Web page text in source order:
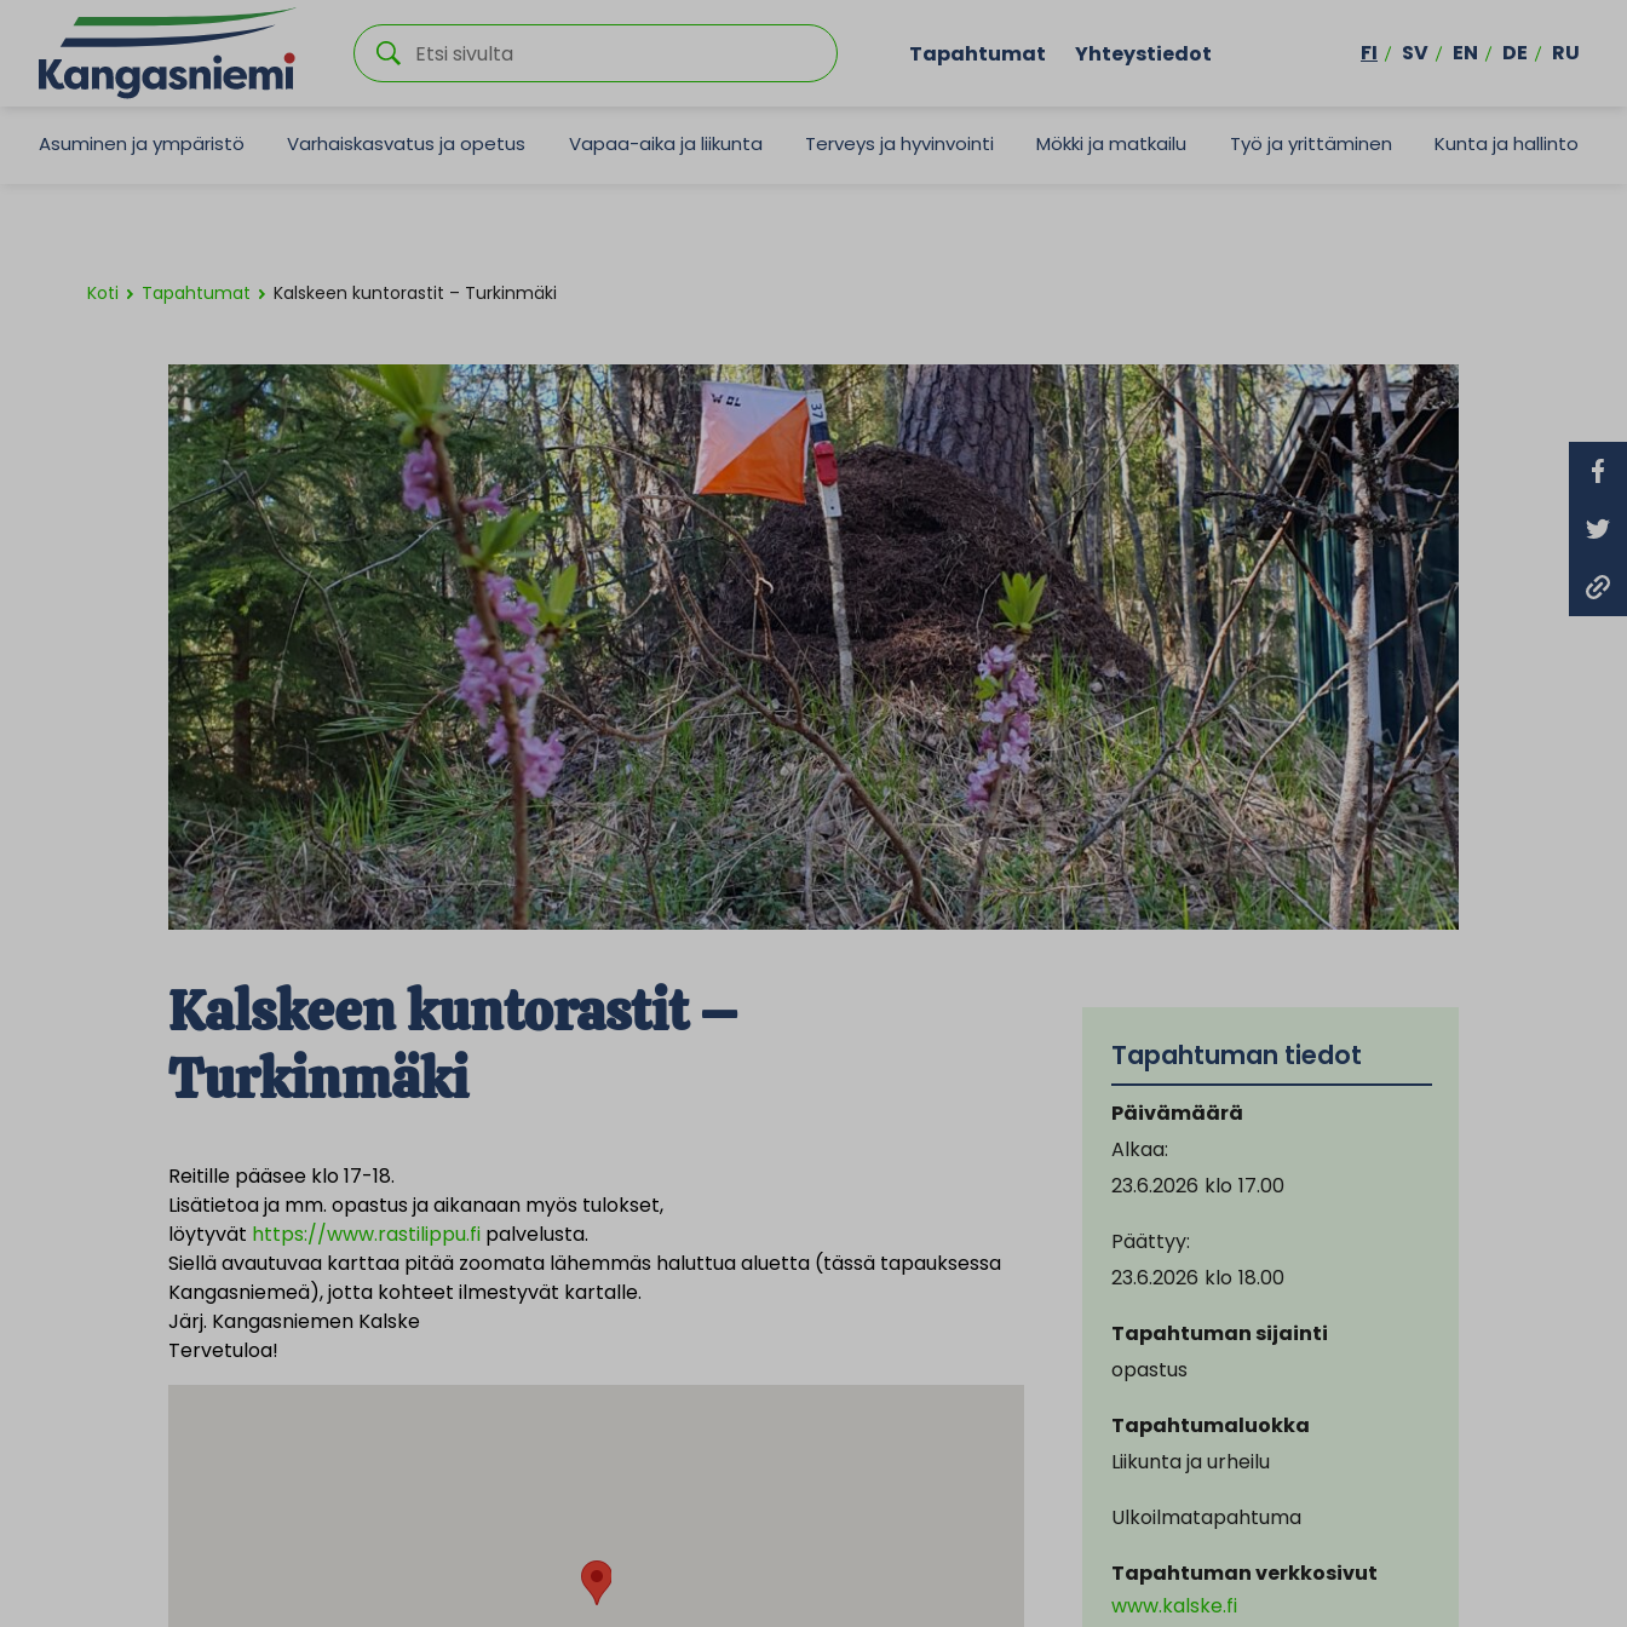
Tapahtumat Yhteystiedot FI SV EN DE RU
Asuminen ja ympäristö Varhaiskasvatus ja opetus Vapaa-aika ja liikunta Terveys ja hyvinvointi Mökki ja matkailu Työ ja yrittäminen Kunta ja hallinto
Koti Tapahtumat Kalskeen kuntorastit – Turkinmäki
Kalskeen kuntorastit –
Turkinmäki
Reitille pääsee klo 17-18.
Lisätietoa ja mm. opastus ja aikanaan myös tulokset,
löytyvät https://www.rastilippu.fi palvelusta.
Siellä avautuvaa karttaa pitää zoomata lähemmäs haluttua aluetta (tässä tapauksessa
Kangasniemeä), jotta kohteet ilmestyvät kartalle.
Järj. Kangasniemen Kalske
Tervetuloa!
Tapahtuman tiedot
Päivämäärä
Alkaa:
23.6.2026 klo 17.00
Päättyy:
23.6.2026 klo 18.00
Tapahtuman sijainti
opastus
Tapahtumaluokka
Liikunta ja urheilu
Ulkoilmatapahtuma
Tapahtuman verkkosivut
www.kalske.fi